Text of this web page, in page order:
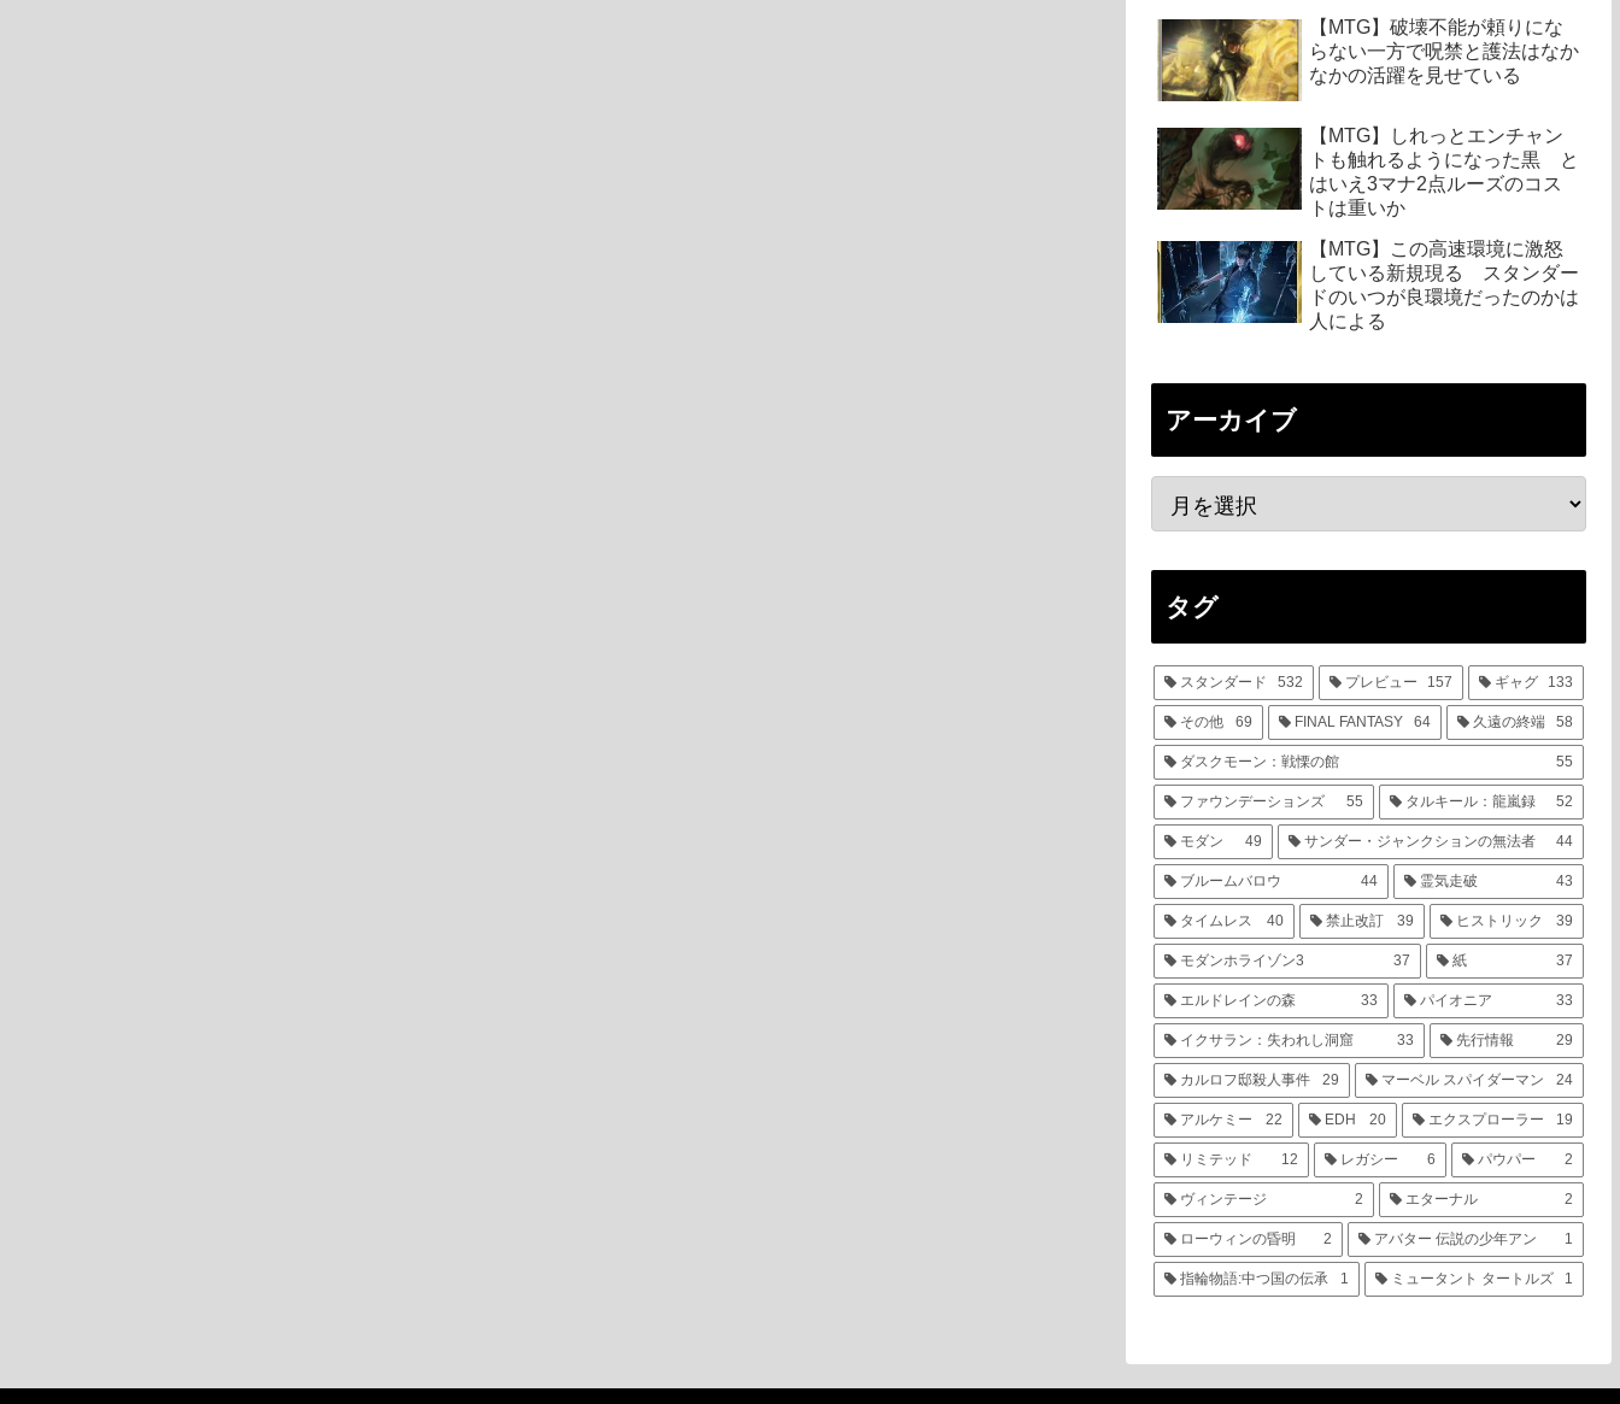
【MTG】破壊不能が頼りにな
らない一方で呪禁と護法はなか
なかの活躍を見せている
【MTG】しれっとエンチャン
トも触れるようになった黒 と
はいえ3マナ2点ルーズのコス
トは重いか
【MTG】この高速環境に激怒
している新規現る スタンダー
ドのいつが良環境だったのかは
人による
アーカイブ
タグ
スタンダード 532 プレビュー 157 ギャグ 133
その他 69 FINAL FANTASY 64 久遠の終端 58
ダスクモーン：戦慄の館 55
ファウンデーションズ 55 タルキール：龍嵐録 52
モダン 49 サンダー・ジャンクションの無法者 44
ブルームバロウ 44 霊気走破 43
タイムレス 40 禁止改訂 39 ヒストリック 39
モダンホライゾン3 37 紙 37
エルドレインの森 33 パイオニア 33
イクサラン：失われし洞窟 33 先行情報 29
カルロフ邸殺人事件 29 マーベル スパイダーマン 24
アルケミー 22 EDH 20 エクスプローラー 19
リミテッド 12 レガシー 6 パウパー 2
ヴィンテージ 2 エターナル 2
ローウィンの昏明 2 アバター 伝説の少年アン 1
指輪物語:中つ国の伝承 1 ミュータント タートルズ 1